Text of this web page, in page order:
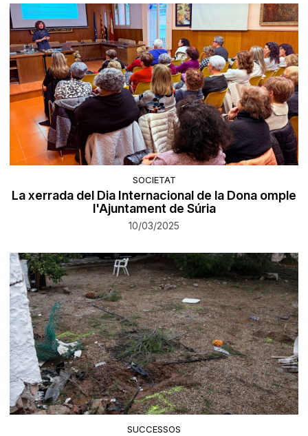
SOCIETAT
La xerrada del Dia Internacional de la Dona omple
l'Ajuntament de Súria
10/03/2025
SUCCESSOS